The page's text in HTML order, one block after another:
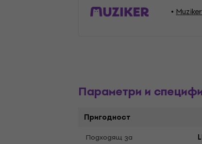
Параметри и
Пригодност
Подходящ за